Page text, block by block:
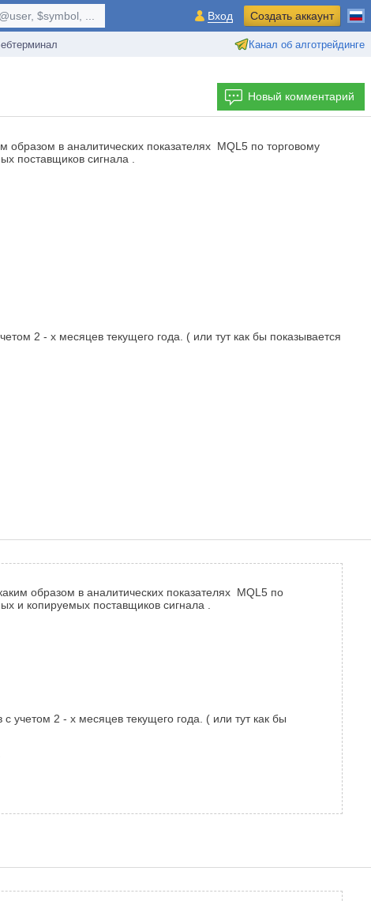
Канал об алготрейдинге
$symbol, ... Вход Создать аккаунт
Новый комментарий
в аналитических показателях MQL5 по торговому
поставщиков сигнала .
2 - х месяцев текущего года. ( или тут как бы показывается
образом в аналитических показателях MQL5 по
и копируемых поставщиков сигнала .
2 - х месяцев текущего года. ( или тут как бы